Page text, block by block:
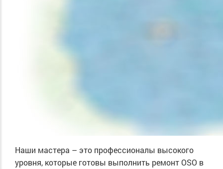
Наши мастера – это профессионалы высокого
уровня, которые готовы выполнить ремонт OSO в